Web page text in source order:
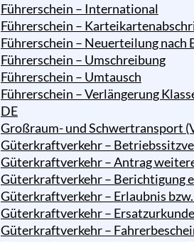
Führerschein – International
Führerschein –
Führerschein – Neuerteilung nach
Führerschein – Umschreibung
Führerschein – Umtausch
Führerschein – Verlängerung
DE
Großraum- und Schwertransport
Güterkraftverkehr –
Güterkraftverkehr – Antrag
Güterkraftverkehr – Berichtigung
Güterkraftverkehr – Erlaubnis
Güterkraftverkehr – Ersatzurkunde
Güterkraftverkehr –